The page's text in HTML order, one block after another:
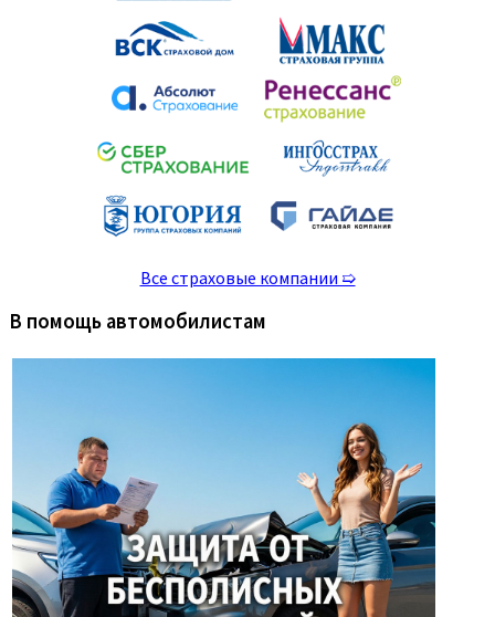
Все страховые компании ➯
В помощь автомобилистам